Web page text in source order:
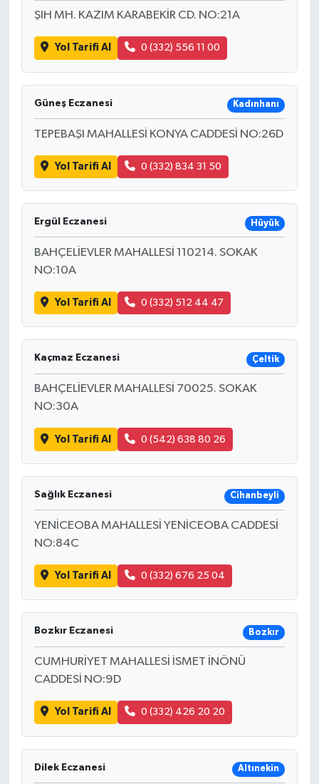
ŞIH MH. KAZIM KARABEKİR CD. NO:21A
Yol Tarifi Al 0 (332) 556 11 00
Güneş Eczanesi Kadınhanı
TEPEBAŞI MAHALLESİ KONYA CADDESİ NO:26D
Yol Tarifi Al 0 (332) 834 31 50
Ergül Eczanesi Hüyük
BAHÇELİEVLER MAHALLESİ 110214. SOKAK
NO:10A
Yol Tarifi Al 0 (332) 512 44 47
Kaçmaz Eczanesi Çeltik
BAHÇELİEVLER MAHALLESİ 70025. SOKAK
NO:30A
Yol Tarifi Al 0 (542) 638 80 26
Sağlık Eczanesi Cihanbeyli
YENİCEOBA MAHALLESİ YENİCEOBA CADDESİ
NO:84C
Yol Tarifi Al 0 (332) 676 25 04
Bozkır Eczanesi Bozkır
CUMHURİYET MAHALLESİ İSMET İNÖNÜ
CADDESİ NO:9D
Yol Tarifi Al 0 (332) 426 20 20
Dilek Eczanesi Altınekin